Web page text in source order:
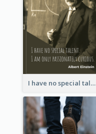
I have no special talent. I am only passionately curious. - Albert Einstein